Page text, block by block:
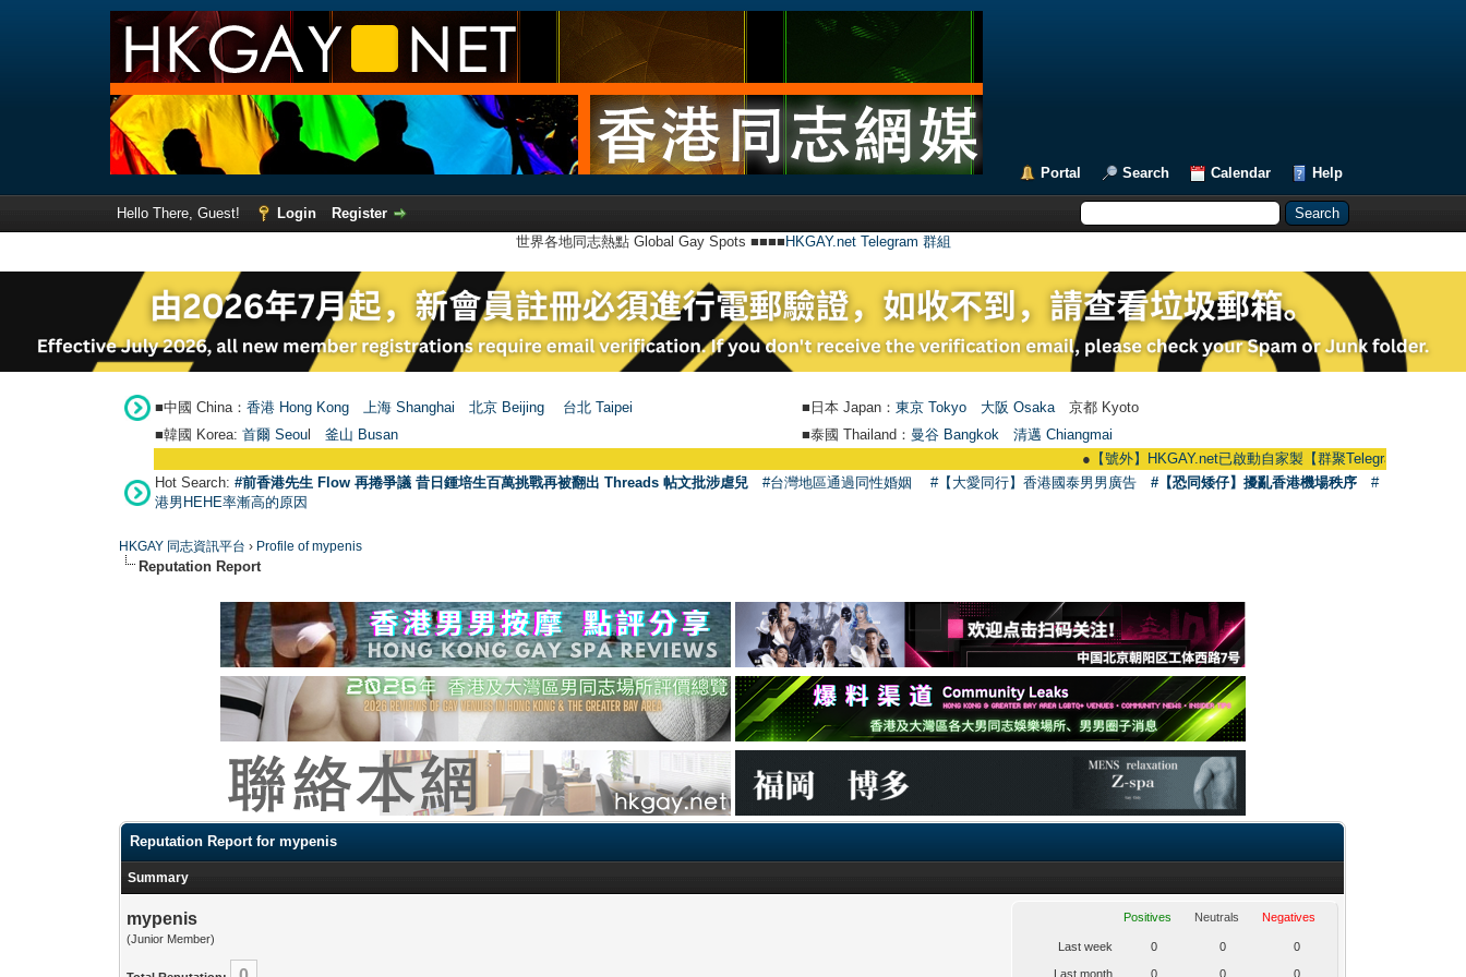
Portal Search Calendar Help
Hello There, Guest! Login
Register
世界各地同志熱點 Global Gay Spots ■■■■ HKGAY.net Telegram 群組
■中國 China： 香港 Hong Kong 上海 Shanghai 北京 Beijing 台北 Taipei ■日本 Japan： 東京 Tokyo 大阪 Osaka 京都 Kyoto
■韓國 Korea: 首爾 Seou 釜山 Busan ■泰國 Thailand： 曼谷 Bangkok
清邁 Chiangmai
【號外】HKGAY.net已啟動自家製【群聚Telegram群組】
Hot Search: #前香港先生 Flow 再捲爭議 昔日鍾培生百萬挑戰再被翻出 Threads 帖文批涉虐兒 #台灣地區通過同性婚姻 #【大愛同行】香港國泰男男廣告 #【恐同矮仔】擾亂香港機場秩序
#
港男HEHE率漸高的原因
HKGAY 同志資訊平台 › Profile of mypenis
Reputation Report
Reputation Report for mypenis
Summary
mypenis
(Junior Member)
Positives Neutrals Negatives
Last week 0 0 0
Last month 0 0 0